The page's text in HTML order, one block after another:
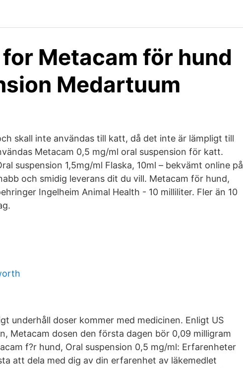
Metacam för hund
Medartuum
skall inte användas till katt, då det inte är lämpligt till
Metacam 0,5 mg/ml oral suspension för katt.
suspension 1,5mg/ml Flaska, 10ml – bekvämt online på
och smidig leverans dit du vill. Metacam för hund,
Ingelheim Animal Health - 10 milliliter. Fler än 10
underhåll doser kommer med medicinen. Enligt US
Metacam dosen den första dagen bör 0,09 milligram
f?r hund, Oral suspension 0,5 mg/ml: Erfarenheter
att dela med dig av din erfarenhet av läkemedlet